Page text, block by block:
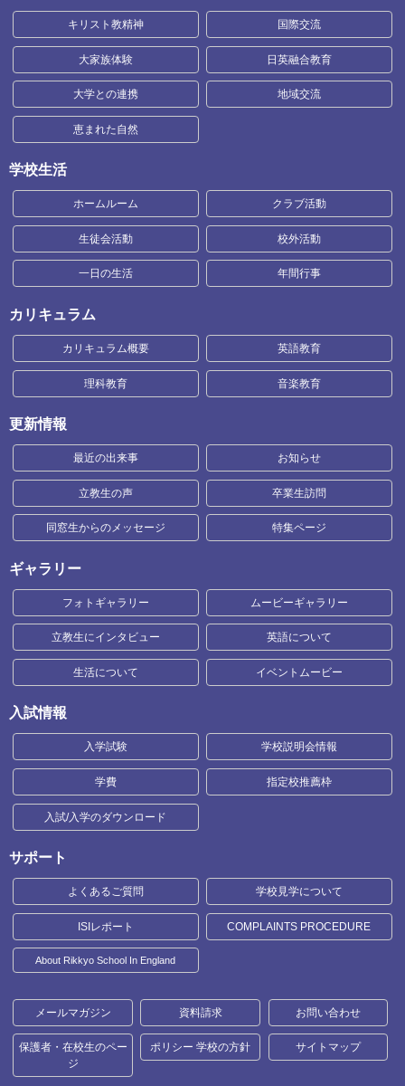
キリスト教精神 国際交流
大家族体験 日英融合教育
大学との連携 地域交流
恵まれた自然
学校生活
ホームルーム クラブ活動
生徒会活動 校外活動
一日の生活 年間行事
カリキュラム
カリキュラム概要 英語教育
理科教育 音楽教育
更新情報
最近の出来事 お知らせ
立教生の声 卒業生訪問
同窓生からのメッセージ 特集ページ
ギャラリー
フォトギャラリー ムービーギャラリー
立教生にインタビュー 英語について
生活について イベントムービー
入試情報
入学試験 学校説明会情報
学費 指定校推薦枠
入試/入学のダウンロード
サポート
よくあるご質問 学校見学について
ISIレポート COMPLAINTS PROCEDURE
About Rikkyo School In England
メールマガジン 資料請求 お問い合わせ
保護者・在校生のペー
ジ
ポリシー 学校の方針 サイトマップ